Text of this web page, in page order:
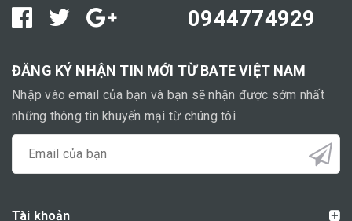
0944774929
ĐĂNG KÝ NHẬN TIN MỚI TỪ BATE VIỆT NAM
Nhập vào email của bạn và bạn sẽ nhận được sớm nhất
những thông tin khuyến mại từ chúng tôi
Tài khoản